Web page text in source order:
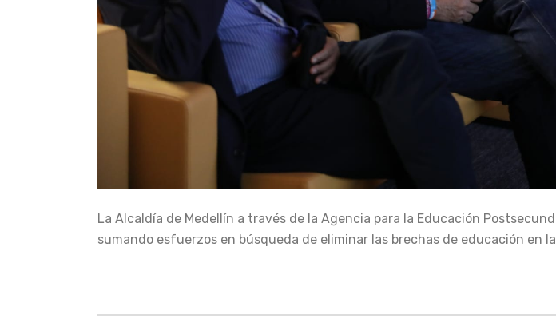
La Alcaldía de Medellín a través de la Agencia para la Educación
sumando esfuerzos en búsqueda de eliminar las brechas de educación en